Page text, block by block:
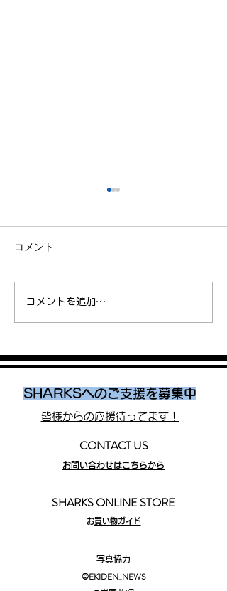
インターハイ2026 SHARKS
Jr.藤原虎太朗 が男子1500m
コメント
コメントを追加…
SHARKSへのご支援を募集中
皆様からの応援待ってます！
CONTACT US
お問い合わせはこちらから
SHARKS ONLINE STORE
​お買い物ガイド
写真協力
©EKIDEN_NEWS